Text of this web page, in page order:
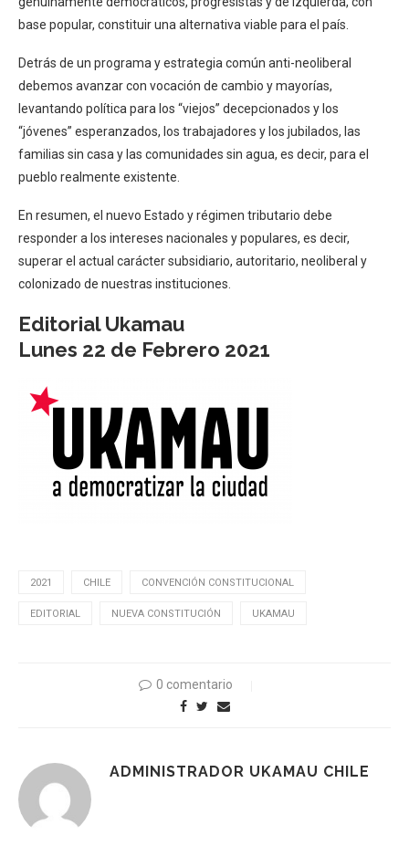
base popular, constituir una alternativa viable para el país.
Detrás de un programa y estrategia común anti-neoliberal
debemos avanzar con vocación de cambio y mayorías,
levantando política para los “viejos” decepcionados y los
“jóvenes” esperanzados, los trabajadores y los jubilados, las
familias sin casa y las comunidades sin agua, es decir, para el
pueblo realmente existente.
En resumen, el nuevo Estado y régimen tributario debe
responder a los intereses nacionales y populares, es decir,
superar el actual carácter subsidiario, autoritario, neoliberal y
colonizado de nuestras instituciones.
Editorial Ukamau
Lunes 22 de Febrero 2021
2021 CHILE CONVENCIÓN CONSTITUCIONAL
EDITORIAL NUEVA CONSTITUCIÓN UKAMAU
0 comentario
ADMINISTRADOR UKAMAU CHILE